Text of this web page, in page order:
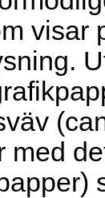
visar
med